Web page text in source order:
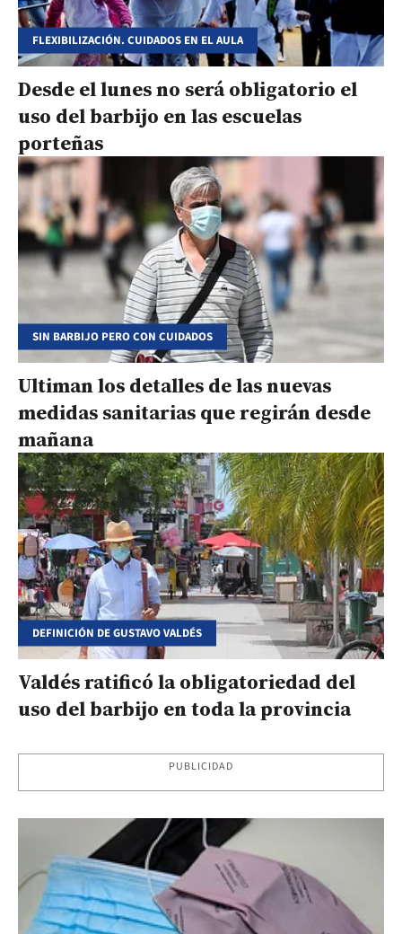
FLEXIBILIZACIÓN. CUIDADOS EN EL AULA
Desde el lunes no será obligatorio el
uso del barbijo en las escuelas
porteñas
SIN BARBIJO PERO CON CUIDADOS
Ultiman los detalles de las nuevas
medidas sanitarias que regirán desde
mañana
DEFINICIÓN DE GUSTAVO VALDÉS
Valdés ratificó la obligatoriedad del
uso del barbijo en toda la provincia
PUBLICIDAD